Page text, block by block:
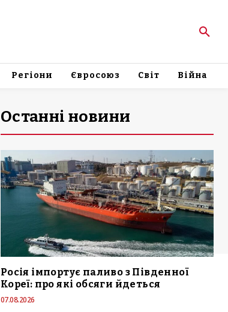
Регіони Євросоюз Світ Війна
Останні новини
Росія імпортує паливо з Південної
Кореї: про які обсяги йдеться
07.08.2026